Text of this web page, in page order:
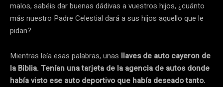
malos, sabéis dar buenas dádivas a vuestros hijos, ¿cuánto
más nuestro Padre Celestial dará a sus hijos aquello que le
pidan?
Mientras leía esas palabras, unas llaves de auto cayeron de
la Biblia. Tenían una tarjeta de la agencia de autos donde
había visto ese auto deportivo que había deseado tanto.